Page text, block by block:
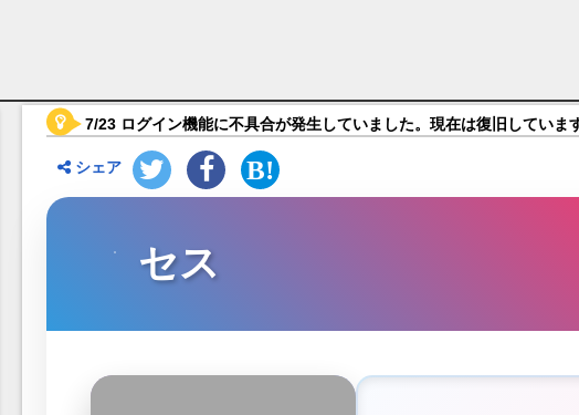
ーデフォルト ブリリアントライツ】キャラ紹介
7/23 ログイン機能に不具合が発生していました。現在は復旧していま
シェア
セス